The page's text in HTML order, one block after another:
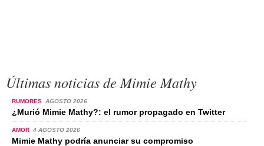
Últimas noticias de Mimie Mathy
RUMORES AGOSTO 2026
¿Murió Mimie Mathy?: el rumor propagado en Twitter
AMOR 4 AGOSTO 2026
Mimie Mathy podría anunciar su compromiso